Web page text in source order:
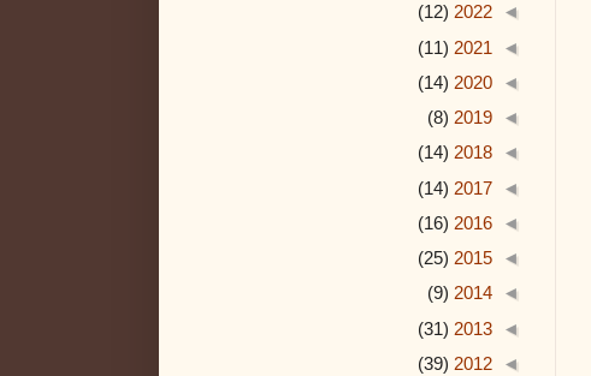
◄
2022
(12)
◄
2021
(11)
◄
2020
(14)
◄
2019
(8)
◄
2018
(14)
◄
2017
(14)
◄
2016
(16)
◄
2015
(25)
◄
2014
(9)
◄
2013
(31)
◄
2012
(39)